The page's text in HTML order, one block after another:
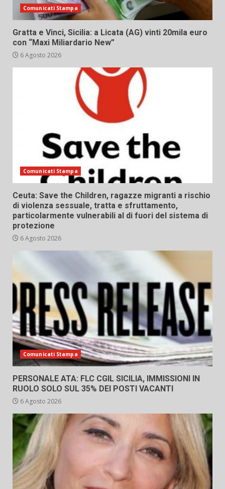
Comunicati Stampa
Gratta e Vinci, Sicilia: a Licata (AG) vinti 20mila euro
con “Maxi Miliardario New”
6 Agosto 2026
Comunicati Stampa
Ceuta: Save the Children, ragazze migranti a rischio
di violenza sessuale, tratta e sfruttamento,
particolarmente vulnerabili al di fuori del sistema di
protezione
6 Agosto 2026
Comunicati Stampa
PERSONALE ATA: FLC CGIL SICILIA, IMMISSIONI IN
RUOLO SOLO SUL 35% DEI POSTI VACANTI
6 Agosto 2026